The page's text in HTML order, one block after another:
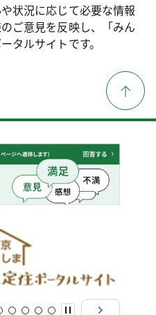
状況に応じて必要な情報
ご意見を反映し、「みん
タルサイトです。